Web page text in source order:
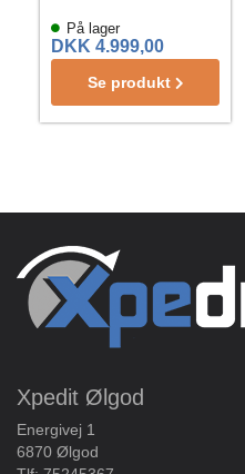
På lager
DKK 4.999,00
Se produkt
Xpedit Ølgod
Energivej 1
6870 Ølgod